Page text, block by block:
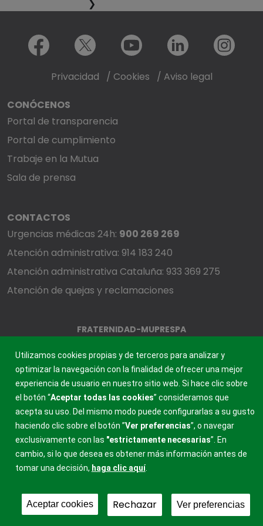
❯
Privacidad / Cookies / Aviso legal
CONÓCENOS
Portal de transparencia
Portal de cumplimiento
Trabaje en la Mutua
Sala de prensa
CONTACTOS
Urgencias médicas 24h: 900 269 269
Atención administrativa: 914 183 240
Atención administrativa Cataluña: 933 369 275
Atención de quejas y reclamaciones
FRATERNIDAD-MUPRESPA
Menú redes sociales
Facebook X Youtube LinkedIn Instagram
Utilizamos cookies propias y de terceros para analizar y
optimizar la navegación con la finalidad de ofrecer una mejor
experiencia de usuario en nuestro sitio web. Si hace clic sobre
el botón “Aceptar todas las cookies” consideramos que
acepta su uso. Del mismo modo puede configurarlas a su gusto
haciendo clic sobre el botón ”Ver preferencias”, o navegar
exclusivamente con las "estrictamente necesarias”. En
cambio, si lo que desea es obtener más información antes de
tomar una decisión, haga clic aquí.
Aceptar cookies Rechazar Ver preferencias